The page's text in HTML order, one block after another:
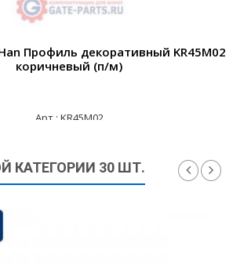
Профиль декоративный KR45M02
коричневый (п/м)
Арт.: KR45M02
КАТЕГОРИИ 30 ШТ.